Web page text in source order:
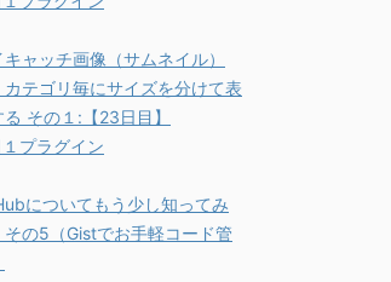
キャッチ画像（サムネイル）
カテゴリ毎にサイズを分けて表
る その１:【23日目】
プラグイン
についてもう少し知ってみ
その5（Gistでお手軽コード管